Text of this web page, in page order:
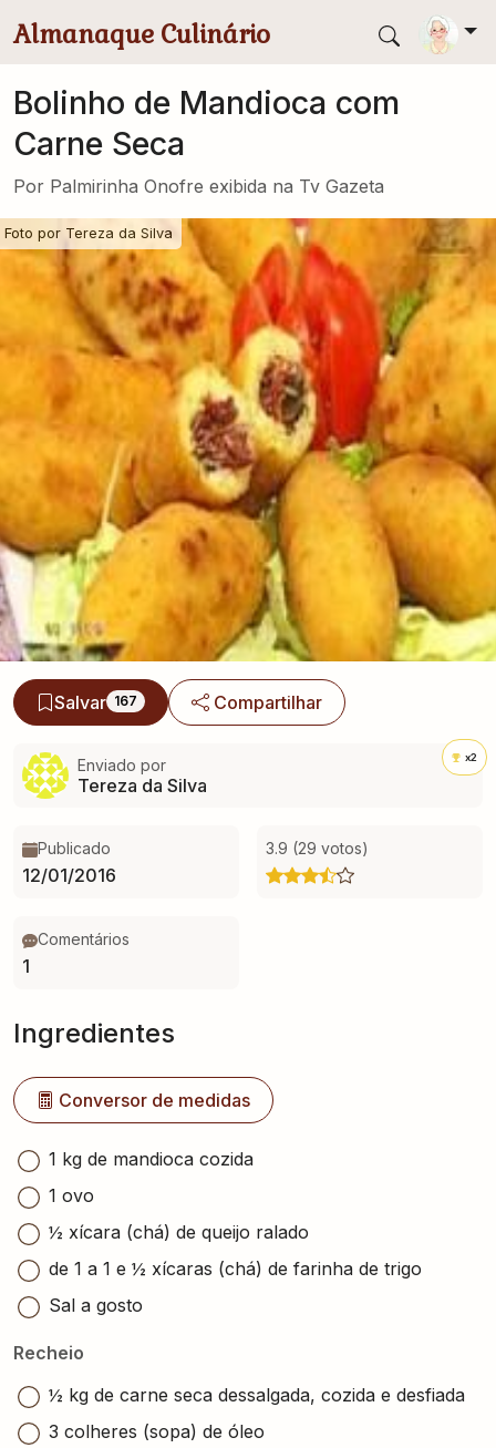
Almanaque Culinário
Bolinho de Mandioca com
Carne Seca
Por Palmirinha Onofre exibida na Tv Gazeta
Foto por Tereza da Silva
Salvar 167 Compartilhar
Enviado por
Tereza da Silva
x2
Publicado
12/01/2016
3.9 (29 votos)
Comentários
1
Ingredientes
Conversor de medidas
1 kg de mandioca cozida
1 ovo
½ xícara (chá) de queijo ralado
de 1 a 1 e ½ xícaras (chá) de farinha de trigo
Sal a gosto
Recheio
½ kg de carne seca dessalgada, cozida e desfiada
3 colheres (sopa) de óleo